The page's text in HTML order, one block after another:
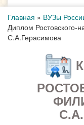
Главная » ВУЗы
Диплом
С.А.Герасимова